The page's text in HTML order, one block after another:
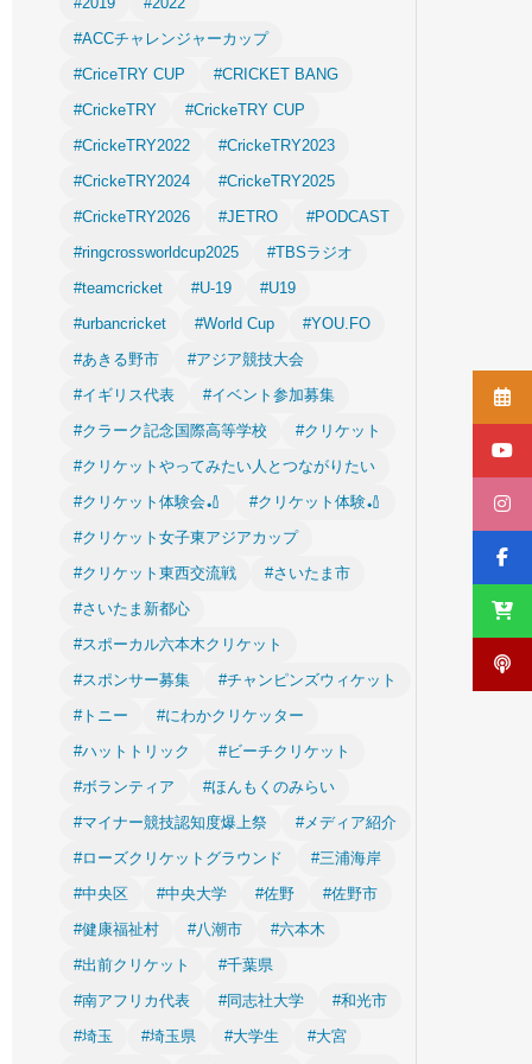
#ACCチャレンジャーカップ
#CriceTRY CUP
#CRICKET BANG
#CrickeTRY
#CrickeTRY CUP
#CrickeTRY2022
#CrickeTRY2023
#CrickeTRY2024
#CrickeTRY2025
#CrickeTRY2026
#JETRO
#PODCAST
#ringcrossworldcup2025
#TBSラジオ
#teamcricket
#U-19
#U19
#urbancricket
#World Cup
#YOU.FO
#あきる野市
#アジア競技大会
#イギリス代表
#イベント参加募集
#クラーク記念国際高等学校
#クリケット
#クリケットやってみたい人とつながりたい
#クリケット体験会🏏
#クリケット体験🏏
#クリケット女子東アジアカップ
#クリケット東西交流戦
#さいたま市
#さいたま新都心
#スポーカル六本木クリケット
#スポンサー募集
#チャンピンズウィケット
#トニー
#にわかクリケッター
#ハットトリック
#ビーチクリケット
#ボランティア
#ほんもくのみらい
#マイナー競技認知度爆上祭
#メディア紹介
#ローズクリケットグラウンド
#三浦海岸
#中央区
#中央大学 #佐野
#佐野市
#健康福祉村
#八潮市
#六本木
#出前クリケット
#千葉県
#南アフリカ代表
#同志社大学
#和光市
#埼玉
#埼玉県 #大学生
#大宮